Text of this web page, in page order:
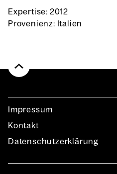
Expertise: 2012
Provenienz: Italien
Impres­sum
Kon­takt
Daten­schutz­er­klä­rung